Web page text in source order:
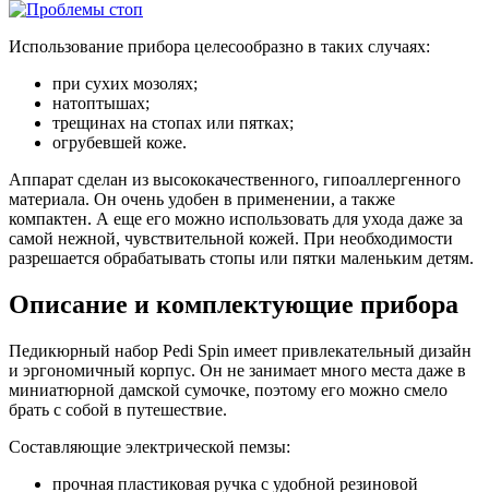
Использование прибора целесообразно в таких случаях:
при сухих мозолях;
натоптышах;
трещинах на стопах или пятках;
огрубевшей коже.
Аппарат сделан из высококачественного, гипоаллергенного
материала. Он очень удобен в применении, а также
компактен. А еще его можно использовать для ухода даже за
самой нежной, чувствительной кожей. При необходимости
разрешается обрабатывать стопы или пятки маленьким детям.
Описание и комплектующие прибора
Педикюрный набор Pedi Spin имеет привлекательный дизайн
и эргономичный корпус. Он не занимает много места даже в
миниатюрной дамской сумочке, поэтому его можно смело
брать с собой в путешествие.
Составляющие электрической пемзы:
прочная пластиковая ручка с удобной резиновой